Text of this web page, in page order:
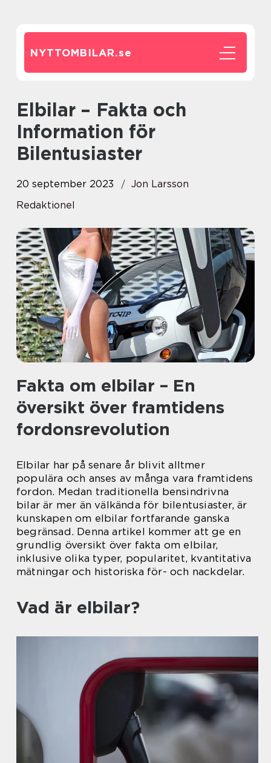
NYTTOMBILAR.se
Elbilar – Fakta och
Information för
Bilentusiaster
20 september 2023
Jon Larsson
Redaktionel
Fakta om elbilar – En
översikt över framtidens
fordonsrevolution
Elbilar har på senare år blivit alltmer
populära och anses av många vara framtidens
fordon. Medan traditionella bensindrivna
bilar är mer än välkända för bilentusiaster, är
kunskapen om elbilar fortfarande ganska
begränsad. Denna artikel kommer att ge en
grundlig översikt över fakta om elbilar,
inklusive olika typer, popularitet, kvantitativa
mätningar och historiska för- och nackdelar.
Vad är elbilar?